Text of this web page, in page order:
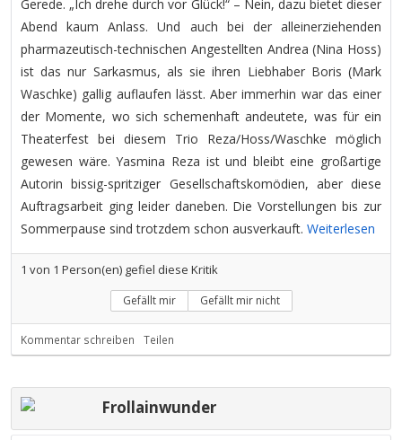
Gerede. „Ich drehe durch vor Glück!“ – Nein, dazu bietet dieser
Abend kaum Anlass. Und auch bei der alleinerziehenden
pharmazeutisch-technischen Angestellten Andrea (Nina Hoss)
ist das nur Sarkasmus, als sie ihren Liebhaber Boris (Mark
Waschke) gallig auflaufen lässt. Aber immerhin war das einer
der Momente, wo sich schemenhaft andeutete, was für ein
Theaterfest bei diesem Trio Reza/Hoss/Waschke möglich
gewesen wäre. Yasmina Reza ist und bleibt eine großartige
Autorin bissig-spritziger Gesellschaftskomödien, aber diese
Auftragsarbeit ging leider daneben. Die Vorstellungen bis zur
Sommerpause sind trotzdem schon ausverkauft. Weiterlesen
1 von 1 Person(en) gefiel diese Kritik
Gefällt mir Gefällt mir nicht
Kommentar schreiben Teilen
Frollainwunder